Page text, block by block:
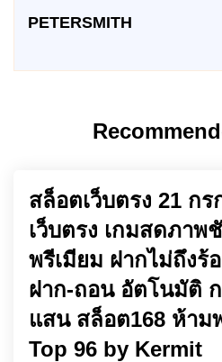
PETERSMITH
สล็อตเว็บตรง 21 ก
เว็บตรง เกมสดภาพ
พรีเมียม ฝากไม่ถึงร้
ฝาก-ถอน อัตโนมัติ
แสน สล็อต168 ห้าม
Top 96 by Kermit